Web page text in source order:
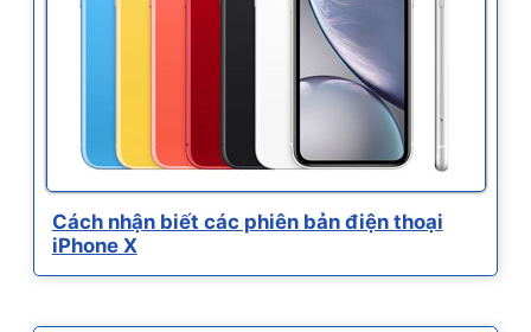
Cách nhận biết các phiên bản điện thoại
iPhone X